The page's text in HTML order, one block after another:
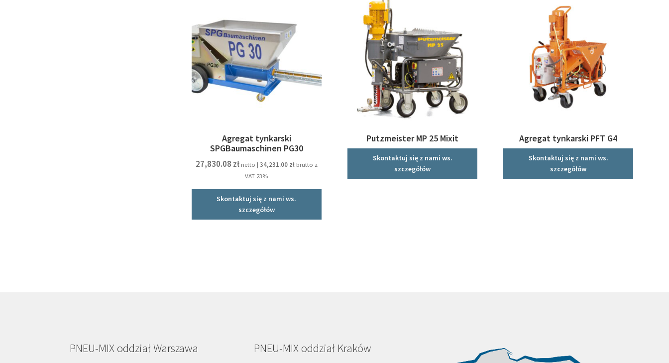
Agregat tynkarski
SPGBaumaschinen PG30
27,830.08 zł netto | 34,231.00 złbrutto z
VAT 23%
Skontaktuj się z nami ws.
szczegółów
Putzmeister MP 25 Mixit
Skontaktuj się z nami ws.
szczegółów
Agregat tynkarski PFT G4
Skontaktuj się z nami ws.
szczegółów
PNEU-MIX oddział Warszawa PNEU-MIX oddział Kraków